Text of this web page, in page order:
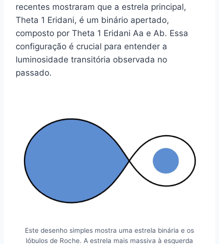
recentes mostraram que a estrela principal,
Theta 1 Eridani, é um binário apertado,
composto por Theta 1 Eridani Aa e Ab. Essa
configuração é crucial para entender a
luminosidade transitória observada no
passado.
Este desenho simples mostra uma estrela binária e os
lóbulos de Roche. A estrela mais massiva à esquerda